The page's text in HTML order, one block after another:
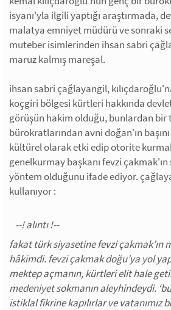
isyanı'yla ilgili yaptığı araştırmada,
malatya emniyet müdürü ve sonraki
muteber isimlerinden ihsan sabri
maruz kalmış mareşal.
ihsan sabri çağlayangil,
koçgiri bölgesi kürtleri hakkında
görüşün hakim olduğu, bunlardan bir
bürokratlarından avni doğan'ın
kültürel olarak etki edip otorite
genelkurmay başkanı fevzi
yöntem olduğunu ifade ediyor.
kullanıyor :
fakat türk siyasetine fevzi çakmak’ın
hâkimdi. fevzi çakmak doğu’ya yol
mektep açmanın, kürtleri elit hale
medeniyet sokmanın aleyhindeydi.
istiklal fikrine kapılırlar ve vatanımız